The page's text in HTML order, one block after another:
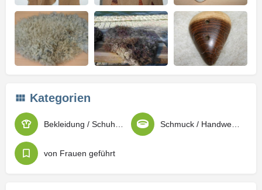
Kategorien
von Frauen geführt